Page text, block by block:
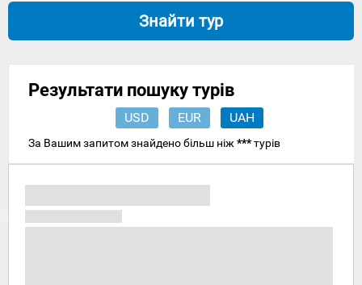
Знайти тур
Результати пошуку турів
USD EUR UAH
За Вашим запитом знайдено більш ніж ***турів